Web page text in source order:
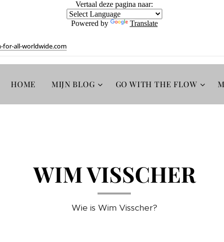
Vertaal deze pagina naar:
Powered by Translate
for-all-worldwide.com
HOME MIJN BLOG GO WITH THE FLOW
WIM VISSCHER
Wie is Wim Visscher?